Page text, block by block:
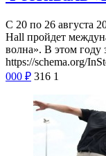
С 20 по 26 августа
Hall пройдет
волна». В этом году
https://schema.org/
000 ₽ 316 1